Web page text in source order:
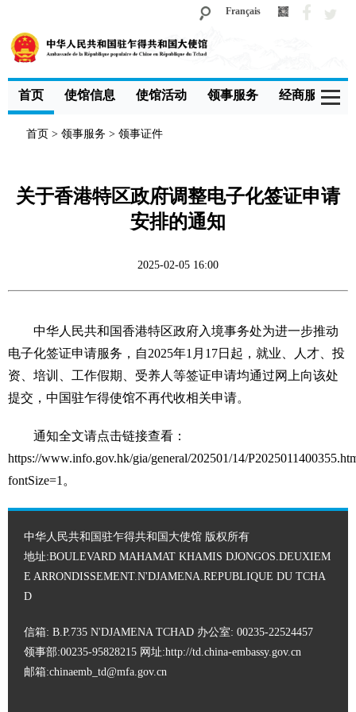
Français
首页 使馆信息 使馆活动 领事服务 经商服务
首页 > 领事服务 > 领事证件
关于香港特区政府调整电子化签证申请
安排的通知
2025-02-05 16:00
中华人民共和国香港特区政府入境事务处为进一步推动
电子化签证申请服务，自2025年1月17日起，就业、人才、投
资、培训、工作假期、受养人等签证申请均通过网上向该处
提交，中国驻乍得使馆不再代收相关申请。
通知全文请点击链接查看：
https://www.info.gov.hk/gia/general/202501/14/
fontSize=1。
中华人民共和国驻乍得共和国大使馆 版权所有
地址:BOULEVARD MAHAMAT KHAMIS DJONGOS.DEUXIEM
E ARRONDISSEMENT.N'DJAMENA.REPUBLIQUE DU TCHA
D
信箱: B.P.735 N'DJAMENA TCHAD 办公室: 00235-22524457
领事部:00235-95828215 网址:http://td.china-embassy.gov.cn
邮箱:chinaemb_td@mfa.gov.cn